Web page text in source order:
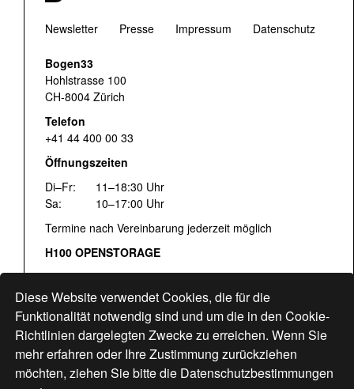
Diese Website verwendet Cookies, die für die
Funktionalität notwendig sind und um die in den Cookie-
Richtlinien dargelegten Zwecke zu erreichen. Wenn Sie
mehr erfahren oder Ihre Zustimmung zurückziehen
möchten, ziehen Sie bitte die Datenschutzbestimmungen
Newsletter Presse Impressum Datenschutz
Bogen33
Hohlstrasse 100
CH-8004 Zürich
Telefon
+41 44 400 00 33
Öffnungszeiten
Di–Fr:
11–18:30 Uhr
Sa:
10–17:00 Uhr
Termine nach Vereinbarung jederzeit möglich
H100 OPENSTORAGE
Fr:
16:00–18:30 Uhr
Sa: 12:00–17:00 Uhr
Hohlstrasse 122
www.bogen33.ch